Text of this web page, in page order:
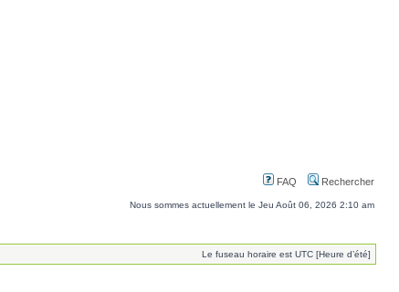
FAQ Rechercher
Nous sommes actuellement le Jeu Août 06, 2026 2:10 am
Le fuseau horaire est UTC [Heure d’été]